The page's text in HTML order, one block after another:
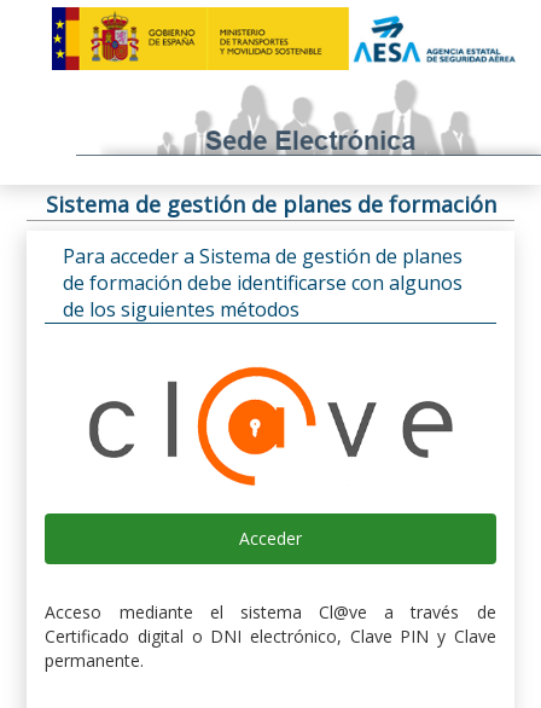
Sistema de gestión de planes de formación
Para acceder a Sistema de gestión de planes
de formación debe identificarse con algunos
de los siguientes métodos
Acceder
Acceso mediante el sistema Cl@ve a través de
Certificado digital o DNI electrónico, Clave PIN y Clave
permanente.